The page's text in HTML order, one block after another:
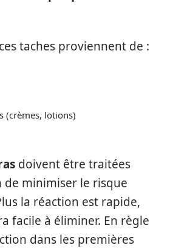
taches proviennent de :
(crèmes, lotions)
doivent être traitées
minimiser le risque
la réaction est rapide,
facile à éliminer. En règle
dans les premières